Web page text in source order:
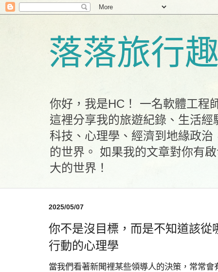
落落旅行
你好，我是HC！ 一名軟體工程
這裡分享我的旅遊紀錄、生活
科技、心理學、經濟到地緣政
的世界。 如果我的文章對你有
大的世界！
2025/05/07
你不是沒目標，而是不知道該
行動的心理學
當我們看著新聞裡某些領導人的決策，常常